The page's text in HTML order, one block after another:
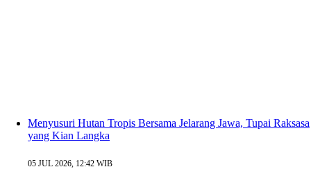
Menyusuri Hutan Tropis Bersama Jelarang Jawa, Tupai Raksasa
yang Kian Langka
05 JUL 2026, 12:42 WIB